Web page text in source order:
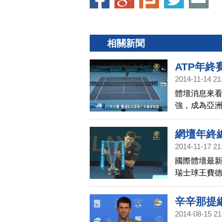
相關新聞
ATP年終
2014-11-14
體壇消息來
強，成為亞
0、6：1直
網壇年終
2014-11-17
國際體壇最
瑞士球王費
喬科維奇，
辛辛那提
2014-08-15